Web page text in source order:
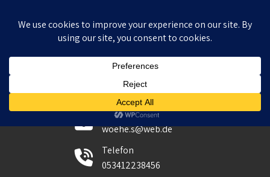
E-Mail
woehe.s@web.de
Telefon
053412238456